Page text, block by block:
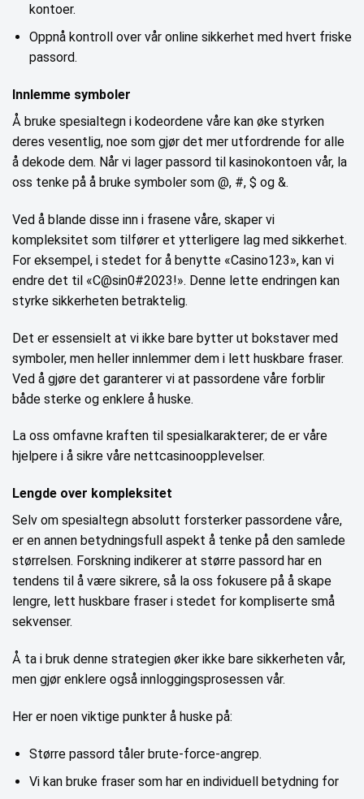
kontoer.
Oppnå kontroll over vår online sikkerhet med hvert friske
passord.
Innlemme symboler
Å bruke spesialtegn i kodeordene våre kan øke styrken
deres vesentlig, noe som gjør det mer utfordrende for alle
å dekode dem. Når vi lager passord til kasinokontoen vår, la
oss tenke på å bruke symboler som @, #, $ og &.
Ved å blande disse inn i frasene våre, skaper vi
kompleksitet som tilfører et ytterligere lag med sikkerhet.
For eksempel, i stedet for å benytte «Casino123», kan vi
endre det til «C@sin0#2023!». Denne lette endringen kan
styrke sikkerheten betraktelig.
Det er essensielt at vi ikke bare bytter ut bokstaver med
symboler, men heller innlemmer dem i lett huskbare fraser.
Ved å gjøre det garanterer vi at passordene våre forblir
både sterke og enklere å huske.
La oss omfavne kraften til spesialkarakterer; de er våre
hjelpere i å sikre våre nettcasinoopplevelser.
Lengde over kompleksitet
Selv om spesialtegn absolutt forsterker passordene våre,
er en annen betydningsfull aspekt å tenke på den samlede
størrelsen. Forskning indikerer at større passord har en
tendens til å være sikrere, så la oss fokusere på å skape
lengre, lett huskbare fraser i stedet for kompliserte små
sekvenser.
Å ta i bruk denne strategien øker ikke bare sikkerheten vår,
men gjør enklere også innloggingsprosessen vår.
Her er noen viktige punkter å huske på:
Større passord tåler brute-force-angrep.
Vi kan bruke fraser som har en individuell betydning for